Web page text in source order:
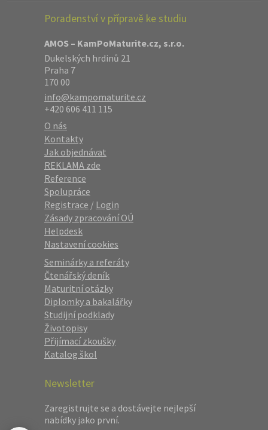
Poradenství v přípravě ke studiu
AMOS – KamPoMaturite.cz, s.r.o.
Dukelských hrdinů 21
Praha 7
170 00
info@kampomaturite.cz
+420 606 411 115
O nás
Kontakty
Jak objednávat
REKLAMA zde
Reference
Spolupráce
Registrace / Login
Zásady zpracování OÚ
Helpdesk
Nastavení cookies
Seminárky a referáty
Čtenářský deník
Maturitní otázky
Diplomky a bakalářky
Studijní podklady
Životopisy
Přijímací zkoušky
Katalog škol
Newsletter
Zaregistrujte se a dostávejte nejlepší
nabídky jako první.